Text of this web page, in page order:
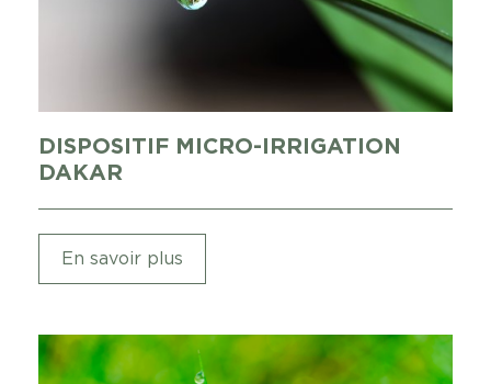
DISPOSITIF MICRO-IRRIGATION
DAKAR
En savoir plus